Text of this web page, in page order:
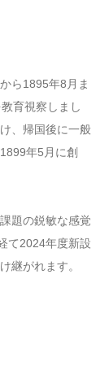
ら1895年8月ま
育視察しまし
、帰国後に一般
年5月に創
題の鋭敏な感覚
て2024年度新設
継がれます。